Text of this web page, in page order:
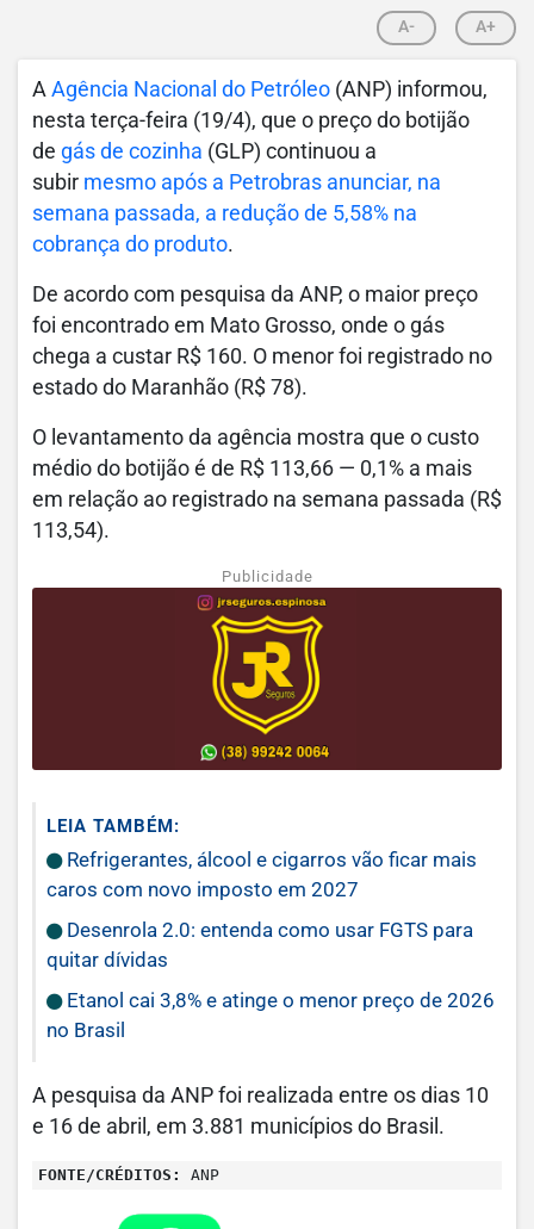
A- A+
A Agência Nacional do Petróleo (ANP) informou,
nesta terça-feira (19/4), que o preço do botijão
de gás de cozinha (GLP) continuou a
subir mesmo após a Petrobras anunciar, na
semana passada, a redução de 5,58% na
cobrança do produto.
De acordo com pesquisa da ANP, o maior preço
foi encontrado em Mato Grosso, onde o gás
chega a custar R$ 160. O menor foi registrado no
estado do Maranhão (R$ 78).
O levantamento da agência mostra que o custo
médio do botijão é de R$ 113,66 — 0,1% a mais
em relação ao registrado na semana passada (R$
113,54).
Publicidade
LEIA TAMBÉM:
Refrigerantes, álcool e cigarros vão ficar mais
caros com novo imposto em 2027
Desenrola 2.0: entenda como usar FGTS para
quitar dívidas
Etanol cai 3,8% e atinge o menor preço de 2026
no Brasil
A pesquisa da ANP foi realizada entre os dias 10
e 16 de abril, em 3.881 municípios do Brasil.
FONTE/CRÉDITOS: ANP